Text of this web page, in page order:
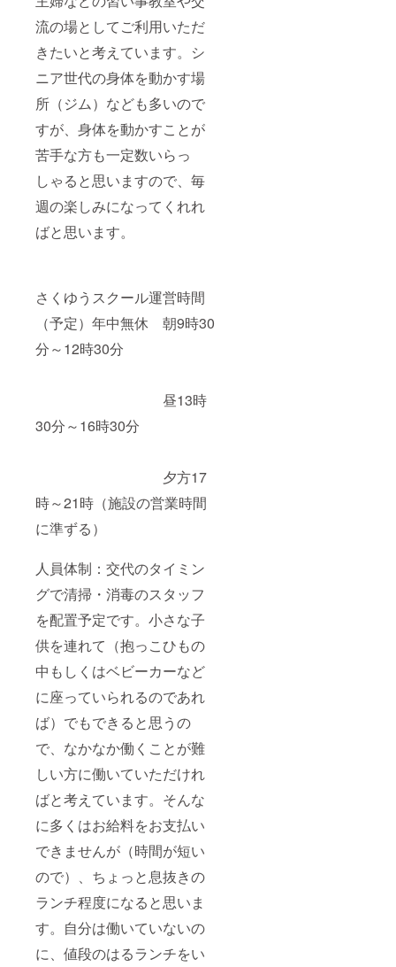
流の場としてご利用いただ
きたいと考えています。シ
ニア世代の身体を動かす場
所（ジム）なども多いので
すが、身体を動かすことが
苦手な方も一定数いらっ
しゃると思いますので、毎
週の楽しみになってくれれ
ばと思います。
さくゆうスクール運営時間
（予定）年中無休 朝9時30
分～12時30分
昼13時
30分～16時30分
夕方17
時～21時（施設の営業時間
に準ずる）
人員体制：交代のタイミン
グで清掃・消毒のスタッフ
を配置予定です。小さな子
供を連れて（抱っこひもの
中もしくはベビーカーなど
に座っていられるのであれ
ば）でもできると思うの
で、なかなか働くことが難
しい方に働いていただけれ
ばと考えています。そんな
に多くはお給料をお支払い
できませんが（時間が短い
ので）、ちょっと息抜きの
ランチ程度になると思いま
す。自分は働いていないの
に、値段のはるランチをい